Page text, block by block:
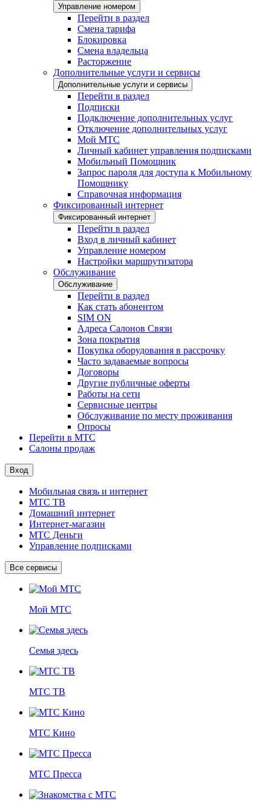
Управление номером
Перейти в раздел
Смена тарифа
Блокировка
Смена владельца
Расторжение
Дополнительные услуги и сервисы
Дополнительные услуги и сервисы
Перейти в раздел
Подписки
Подключение дополнительных услуг
Отключение дополнительных услуг
Мой МТС
Личный кабинет управления подписками
Мобильный Помощник
Запрос пароля для доступа к Мобильному
Помощнику
Справочная информация
Фиксированный интернет
Фиксированный интернет
Перейти в раздел
Вход в личный кабинет
Управление номером
Настройки маршрутизатора
Обслуживание
Обслуживание
Перейти в раздел
Как стать абонентом
SIM ON
Адреса Салонов Связи
Зона покрытия
Покупка оборудования в рассрочку
Часто задаваемые вопросы
Договоры
Другие публичные оферты
Работы на сети
Сервисные центры
Обслуживание по месту проживания
Опросы
Перейти в МТС
Салоны продаж
Вход
Мобильная связь и интернет
МТС ТВ
Домашний интернет
Интернет-магазин
МТС Деньги
Управление подписками
Все сервисы
Мой МТС
Семья здесь
МТС ТВ
МТС Кино
МТС Пресса